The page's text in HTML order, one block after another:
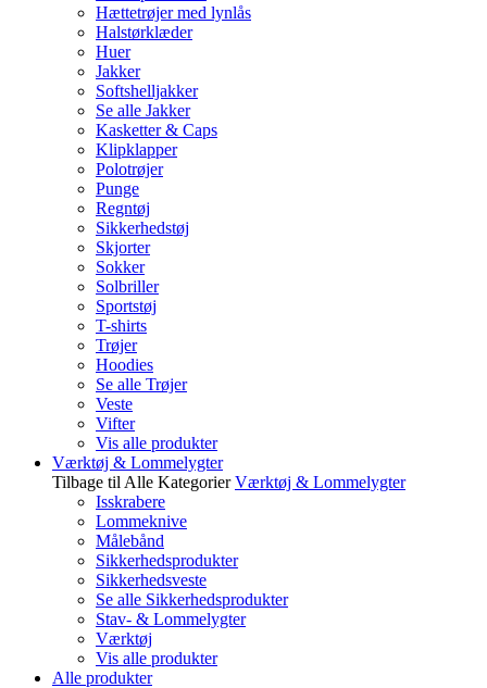
Hættetrøjer med lynlås
Halstørklæder
Huer
Jakker
Softshelljakker
Se alle Jakker
Kasketter & Caps
Klipklapper
Polotrøjer
Punge
Regntøj
Sikkerhedstøj
Skjorter
Sokker
Solbriller
Sportstøj
T-shirts
Trøjer
Hoodies
Se alle Trøjer
Veste
Vifter
Vis alle produkter
Værktøj & Lommelygter
Tilbage til Alle Kategorier Værktøj & Lommelygter
Isskrabere
Lommeknive
Målebånd
Sikkerhedsprodukter
Sikkerhedsveste
Se alle Sikkerhedsprodukter
Stav- & Lommelygter
Værktøj
Vis alle produkter
Alle produkter